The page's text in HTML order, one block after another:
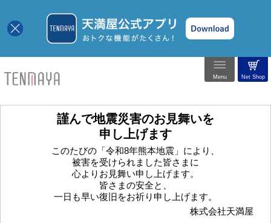
Net Shop
Menu
謹んで地震災害のお見舞いを
申し上げます
このたびの「令和8年熊本地震」により、
被害を受けられました皆さまに
心よりお見舞い申し上げます。
皆さまの安全と、
一日も早い復旧をお祈り申し上げます。
株式会社天満屋